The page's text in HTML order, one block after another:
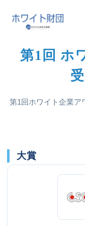
HOME ホワイト企業ア
第1回 ホ
第1回ホワイト企業ア
大賞